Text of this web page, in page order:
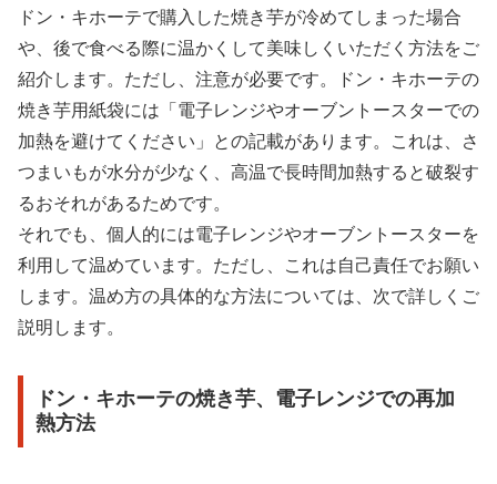
ドン・キホーテで購入した焼き芋が冷めてしまった場合
や、後で食べる際に温かくして美味しくいただく方法をご
紹介します。ただし、注意が必要です。ドン・キホーテの
焼き芋用紙袋には「電子レンジやオーブントースターでの
加熱を避けてください」との記載があります。これは、さ
つまいもが水分が少なく、高温で長時間加熱すると破裂す
るおそれがあるためです。
それでも、個人的には電子レンジやオーブントースターを
利用して温めています。ただし、これは自己責任でお願い
します。温め方の具体的な方法については、次で詳しくご
説明します。
ドン・キホーテの焼き芋、電子レンジでの再加
熱方法